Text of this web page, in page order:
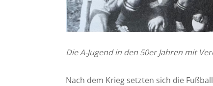
Die A-Jugend in den 50er Jahren mit
Nach dem Krieg setzten sich die